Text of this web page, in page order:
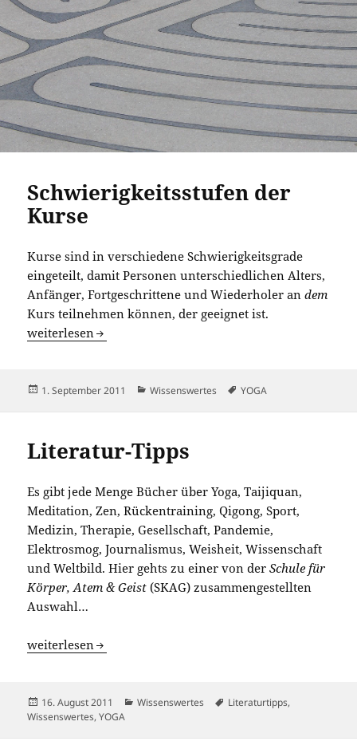
Schwierigkeitsstufen der
Kurse
Kurse sind in verschiedene Schwierigkeitsgrade
eingeteilt, damit Personen unterschiedlichen Alters,
Anfänger, Fortgeschrittene und Wiederholer andem
Kurs teilnehmen können, der geeignet ist.
Schwierigkeitsstufen der Kurse
weiterlesen
Veröffentlicht
1. September 2011 Kategorien
Wissenswertes Schlagwörter
YOGA
Literatur-Tipps
Es gibt jede Menge Bücher über Yoga, Taijiquan,
Meditation, Zen, Rückentraining, Qigong, Sport,
Medizin, Therapie, Gesellschaft, Pandemie,
Elektrosmog, Journalismus, Weisheit, Wissenschaft
und Weltbild. Hier gehts zu einer von derSchule für
Körper, Atem & Geist (SKAG) zusammengestellten
Auswahl…
Literatur-Tipps
weiterlesen
Veröffentlicht
am
16. August 2011 Kategorien
Wissenswertes Schlagwörter
Literaturtipps,
Wissenswertes,YOGA